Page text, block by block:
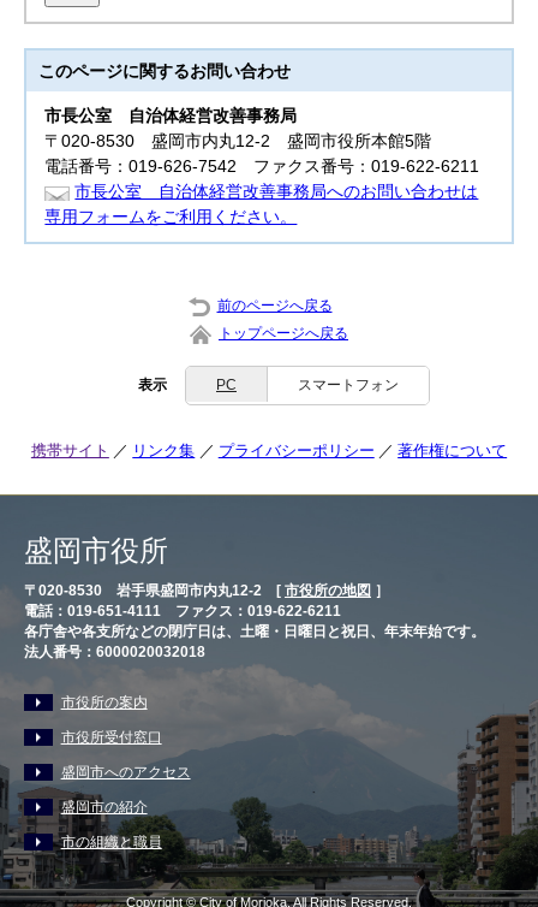
このページに関するお問い合わせ
市長公室 自治体経営改善事務局
〒020-8530 盛岡市内丸12-2 盛岡市役所本館5階
電話番号：019-626-7542 ファクス番号：019-622-6211
市長公室 自治体経営改善事務局へのお問い合わせは
専用フォームをご利用ください。
前のページへ戻る
トップページへ戻る
表示 PC スマートフォン
携帯サイト リンク集 プライバシーポリシー 著作権について
盛岡市役所
〒020-8530 岩手県盛岡市内丸12-2 [ 市役所の地図 ］
電話：019-651-4111 ファクス：019-622-6211
各庁舎や各支所などの閉庁日は、土曜・日曜日と祝日、年末年始です。
法人番号：6000020032018
市役所の案内
市役所受付窓口
盛岡市へのアクセス
盛岡市の紹介
市の組織と職員
Copyright © City of Morioka, All Rights Reserved.